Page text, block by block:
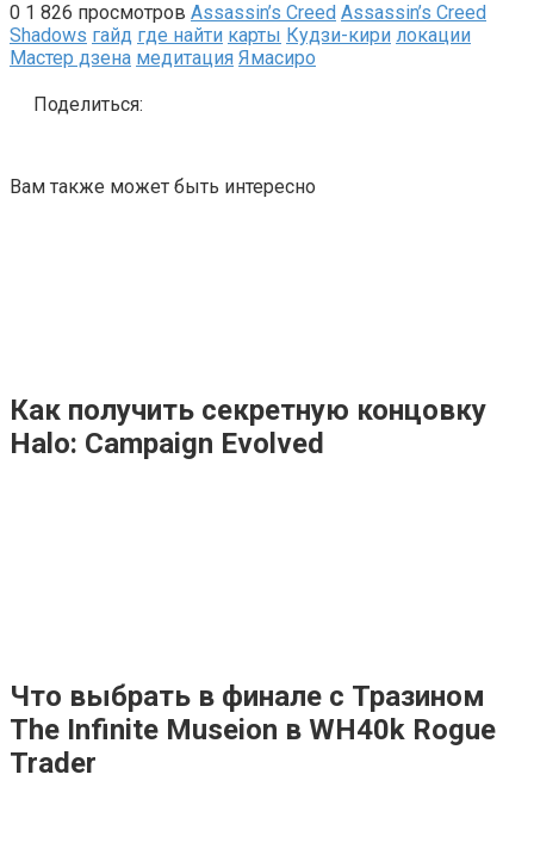
0 1 826 просмотров Assassin’s Creed Assassin’s Creed
Shadows гайд где найти карты Кудзи-кири локации
Мастер дзена медитация Ямасиро
Поделиться:
Вам также может быть интересно
Как получить секретную концовку
Halo: Campaign Evolved
Что выбрать в финале с Тразином
The Infinite Museion в WH40k Rogue
Trader